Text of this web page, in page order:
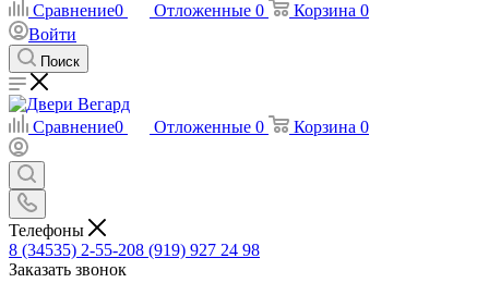
Сравнение0 Отложенные 0 Корзина 0
Войти
Поиск
Сравнение0 Отложенные 0 Корзина 0
Телефоны
8 (34535) 2-55-208 (919) 927 24 98
Заказать звонок